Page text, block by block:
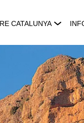
CATALUNYA